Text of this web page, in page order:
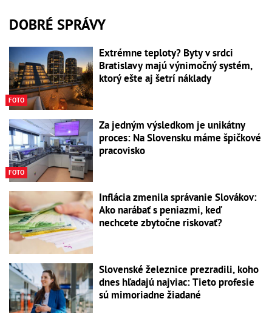
DOBRÉ SPRÁVY
FOTO
Extrémne teploty? Byty v srdci
Bratislavy majú výnimočný systém,
ktorý ešte aj šetrí náklady
FOTO
Za jedným výsledkom je unikátny
proces: Na Slovensku máme špičkové
pracovisko
Inflácia zmenila správanie Slovákov:
Ako narábať s peniazmi, keď
nechcete zbytočne riskovať?
Slovenské železnice prezradili, koho
dnes hľadajú najviac: Tieto profesie
sú mimoriadne žiadané